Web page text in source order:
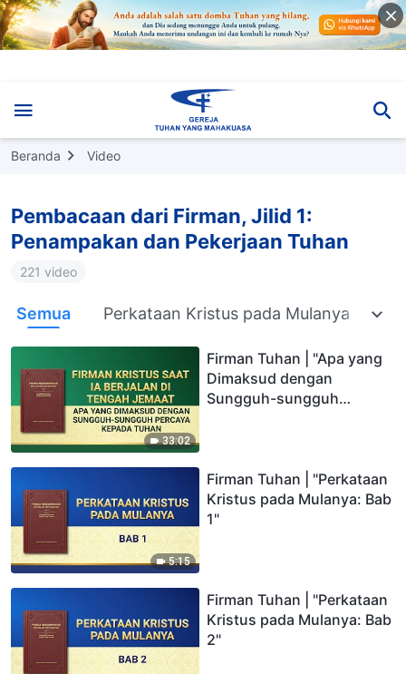
Beranda Video
Pembacaan dari Firman, Jilid 1:
Penampakan dan Pekerjaan Tuhan
221 video
Semua Perkataan Kristus pada Mulanya
33:02
Firman Tuhan | "Apa yang
Dimaksud dengan
Sungguh-sungguh
5:15
Firman Tuhan | "Perkataan
Kristus pada Mulanya: Bab
1"
Firman Tuhan | "Perkataan
Kristus pada Mulanya: Bab
2"